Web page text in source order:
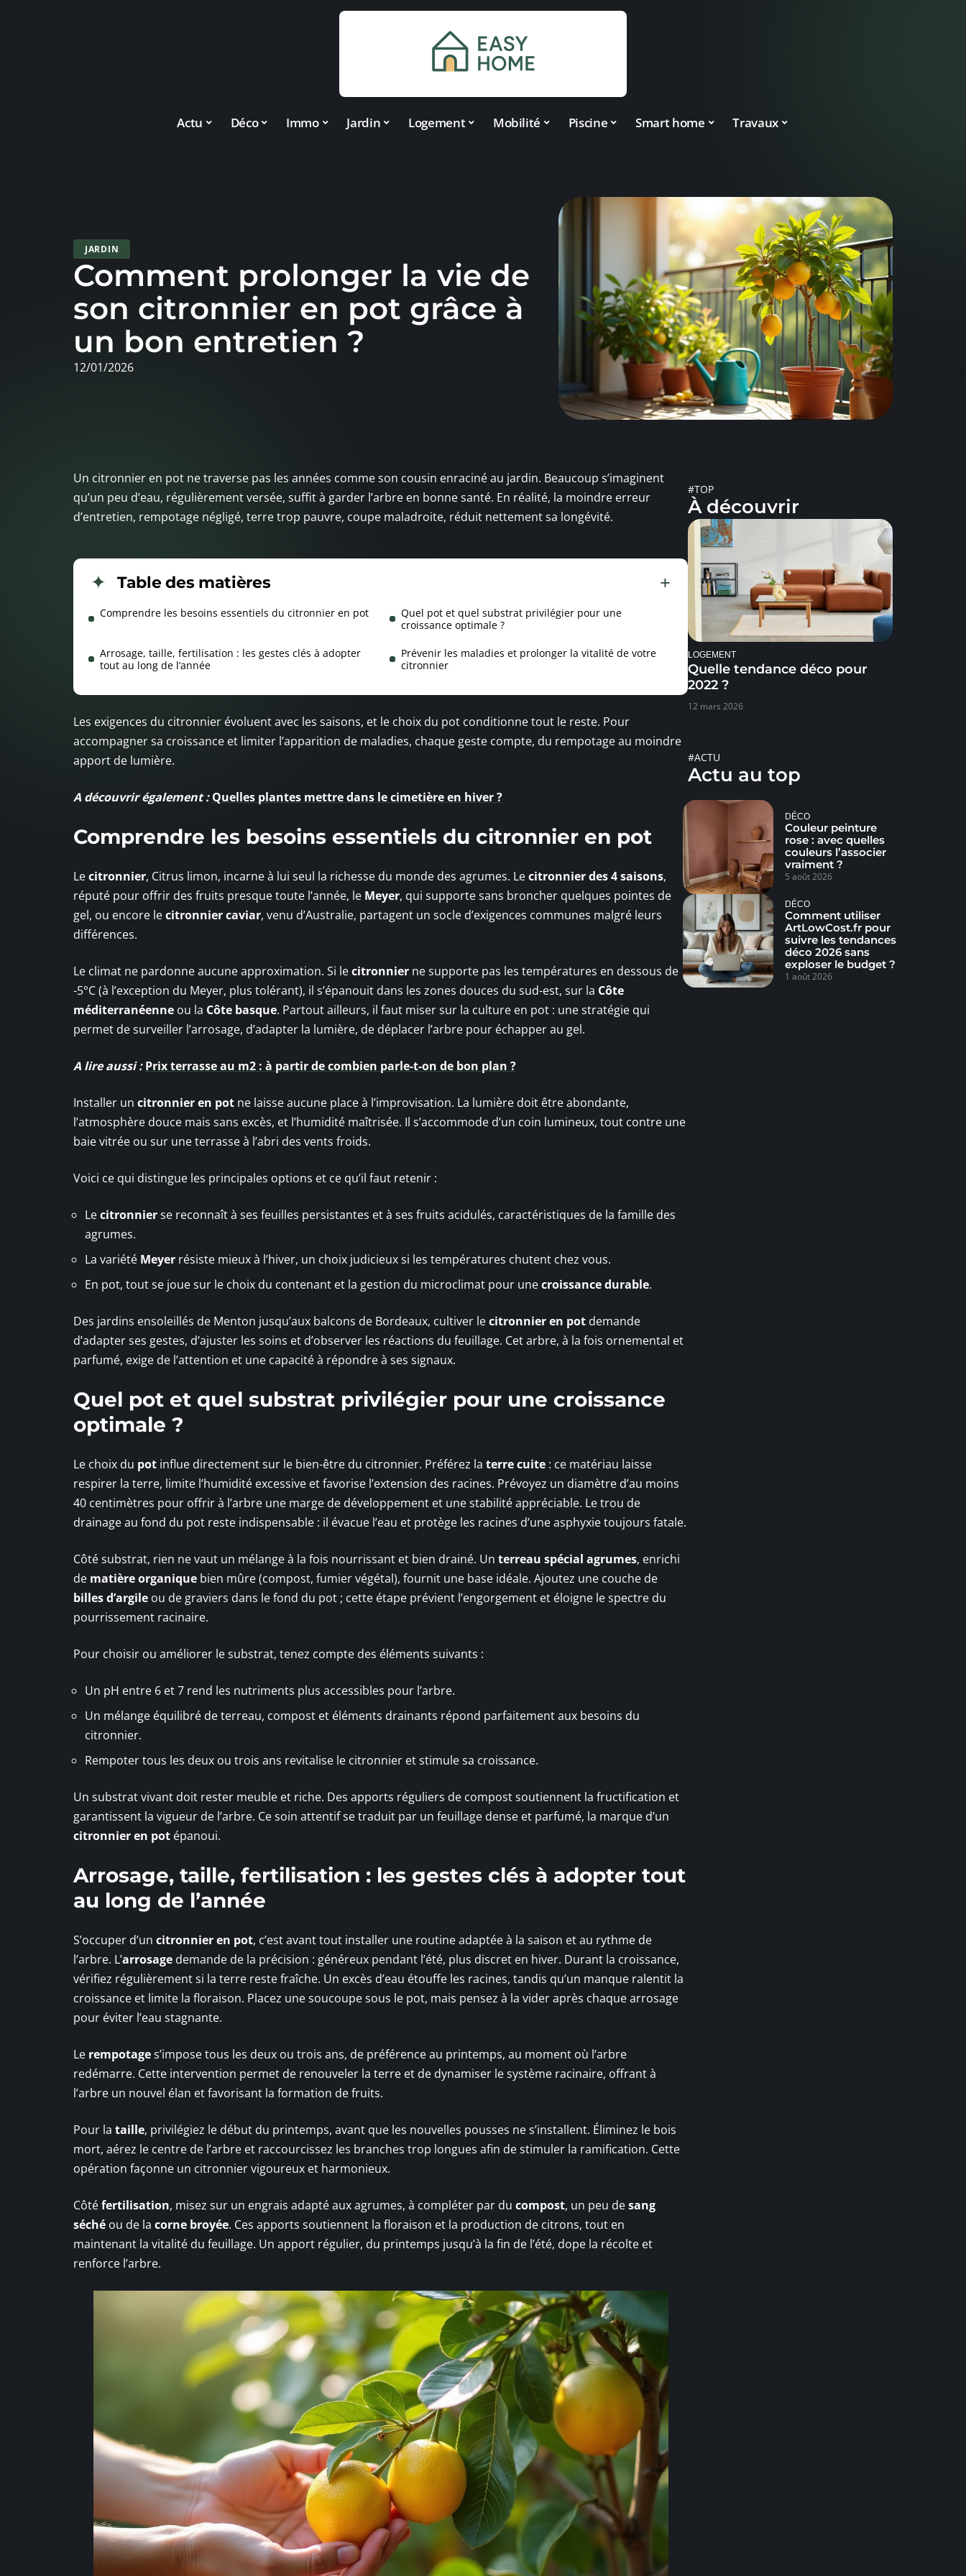
Actu Déco Immo Jardin Logement Mobilité Piscine Smart home Travaux
JARDIN
Comment prolonger la vie de
son citronnier en pot grâce à
un bon entretien ?
12/01/2026
Un citronnier en pot ne traverse pas les années comme son cousin enraciné au jardin. Beaucoup s’imaginent
qu’un peu d’eau, régulièrement versée, suffit à garder l’arbre en bonne santé. En réalité, la moindre erreur
d’entretien, rempotage négligé, terre trop pauvre, coupe maladroite, réduit nettement sa longévité.
Table des matières
Comprendre les besoins essentiels du citronnier en pot
Quel pot et quel substrat privilégier pour une
croissance optimale ?
Arrosage, taille, fertilisation : les gestes clés à adopter
tout au long de l’année
Prévenir les maladies et prolonger la vitalité de votre
citronnier
Les exigences du citronnier évoluent avec les saisons, et le choix du pot conditionne tout le reste. Pour
accompagner sa croissance et limiter l’apparition de maladies, chaque geste compte, du rempotage au moindre
apport de lumière.
A découvrir également : Quelles plantes mettre dans le cimetière en hiver ?
Comprendre les besoins essentiels du citronnier en pot
Lecitronnier, Citrus limon, incarne à lui seul la richesse du monde des agrumes. Lecitronnier des 4 saisons,
réputé pour offrir des fruits presque toute l’année, le Meyer, qui supporte sans broncher quelques pointes de
gel, ou encore lecitronnier caviar, venu d’Australie, partagent un socle d’exigences communes malgré leurs
différences.
Le climat ne pardonne aucune approximation. Si lecitronnier ne supporte pas les températures en dessous de
-5°C (à l’exception du Meyer, plus tolérant), il s’épanouit dans les zones douces du sud-est, sur la Côte
méditerranéenne ou la Côte basque. Partout ailleurs, il faut miser sur la culture en pot : une stratégie qui
permet de surveiller l’arrosage, d’adapter la lumière, de déplacer l’arbre pour échapper au gel.
A lire aussi : Prix terrasse au m2 : à partir de combien parle-t-on de bon plan ?
Installer un citronnier en pot ne laisse aucune place à l’improvisation. La lumière doit être abondante,
l’atmosphère douce mais sans excès, et l’humidité maîtrisée. Il s’accommode d’un coin lumineux, tout contre une
baie vitrée ou sur une terrasse à l’abri des vents froids.
Voici ce qui distingue les principales options et ce qu’il faut retenir :
Lecitronnierse reconnaît à ses feuilles persistantes et à ses fruits acidulés, caractéristiques de la famille des
agrumes.
La variété Meyer résiste mieux à l’hiver, un choix judicieux si les températures chutent chez vous.
En pot, tout se joue sur le choix du contenant et la gestion du microclimat pour unecroissance durable.
Des jardins ensoleillés de Menton jusqu’aux balcons de Bordeaux, cultiver lecitronnier en pot demande
d’adapter ses gestes, d’ajuster les soins et d’observer les réactions du feuillage. Cet arbre, à la fois ornemental et
parfumé, exige de l’attention et une capacité à répondre à ses signaux.
Quel pot et quel substrat privilégier pour une croissance
optimale ?
Le choix du pot influe directement sur le bien-être du citronnier. Préférez la terre cuite : ce matériau laisse
respirer la terre, limite l’humidité excessive et favorise l’extension des racines. Prévoyez un diamètre d’au moins
40 centimètres pour offrir à l’arbre une marge de développement et une stabilité appréciable. Le trou de
drainage au fond du pot reste indispensable : il évacue l’eau et protège les racines d’une asphyxie toujours fatale.
Côté substrat, rien ne vaut un mélange à la fois nourrissant et bien drainé. Un terreau spécial agrumes, enrichi
de matière organique bien mûre (compost, fumier végétal), fournit une base idéale. Ajoutez une couche de
billes d’argile ou de graviers dans le fond du pot ; cette étape prévient l’engorgement et éloigne le spectre du
pourrissement racinaire.
Pour choisir ou améliorer le substrat, tenez compte des éléments suivants :
Un pH entre 6 et 7 rend les nutriments plus accessibles pour l’arbre.
Un mélange équilibré de terreau, compost et éléments drainants répond parfaitement aux besoins du
citronnier.
Rempoter tous les deux ou trois ans revitalise le citronnier et stimule sa croissance.
Un substrat vivant doit rester meuble et riche. Des apports réguliers de compost soutiennent la fructification et
garantissent la vigueur de l’arbre. Ce soin attentif se traduit par un feuillage dense et parfumé, la marque d’un
citronnier en pot épanoui.
Arrosage, taille, fertilisation : les gestes clés à adopter tout
au long de l’année
S’occuper d’un citronnier en pot, c’est avant tout installer une routine adaptée à la saison et au rythme de
l’arbre. L’arrosage demande de la précision : généreux pendant l’été, plus discret en hiver. Durant la croissance,
vérifiez régulièrement si la terre reste fraîche. Un excès d’eau étouffe les racines, tandis qu’un manque ralentit la
croissance et limite la floraison. Placez une soucoupe sous le pot, mais pensez à la vider après chaque arrosage
pour éviter l’eau stagnante.
Le rempotages’impose tous les deux ou trois ans, de préférence au printemps, au moment où l’arbre
redémarre. Cette intervention permet de renouveler la terre et de dynamiser le système racinaire, offrant à
l’arbre un nouvel élan et favorisant la formation de fruits.
Pour la taille, privilégiez le début du printemps, avant que les nouvelles pousses ne s’installent. Éliminez le bois
mort, aérez le centre de l’arbre et raccourcissez les branches trop longues afin de stimuler la ramification. Cette
opération façonne un citronnier vigoureux et harmonieux.
Côtéfertilisation, misez sur un engrais adapté aux agrumes, à compléter par du compost, un peu desang
séché ou de la corne broyée. Ces apports soutiennent la floraison et la production de citrons, tout en
maintenant la vitalité du feuillage. Un apport régulier, du printemps jusqu’à la fin de l’été, dope la récolte et
renforce l’arbre.
#TOP
À découvrir
LOGEMENT
Quelle tendance déco pour
2022 ?
12 mars 2026
#ACTU
Actu au top
DÉCO
Couleur peinture
rose : avec quelles
couleurs l’associer
vraiment ?
5 août 2026
DÉCO
Comment utiliser
ArtLowCost.fr pour
suivre les tendances
déco 2026 sans
exploser le budget ?
1 août 2026